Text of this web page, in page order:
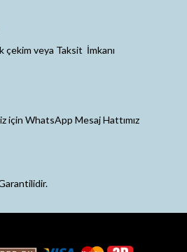
çekim veya Taksit İmkanı
için WhatsApp Mesaj Hattımız